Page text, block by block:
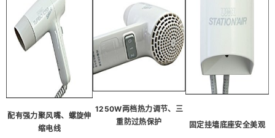
配有强力聚风嘴、螺旋伸
缩电线
1250W两档热力调节、三
重防过热保护
固定挂墙底座安全美观